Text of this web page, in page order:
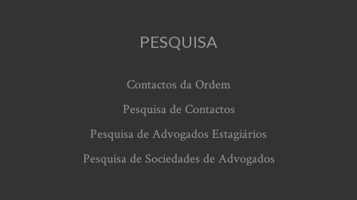
PESQUISA
Contactos da Ordem
Pesquisa de Contactos
Pesquisa de Advogados Estagiários
Pesquisa de Sociedades de Advogados